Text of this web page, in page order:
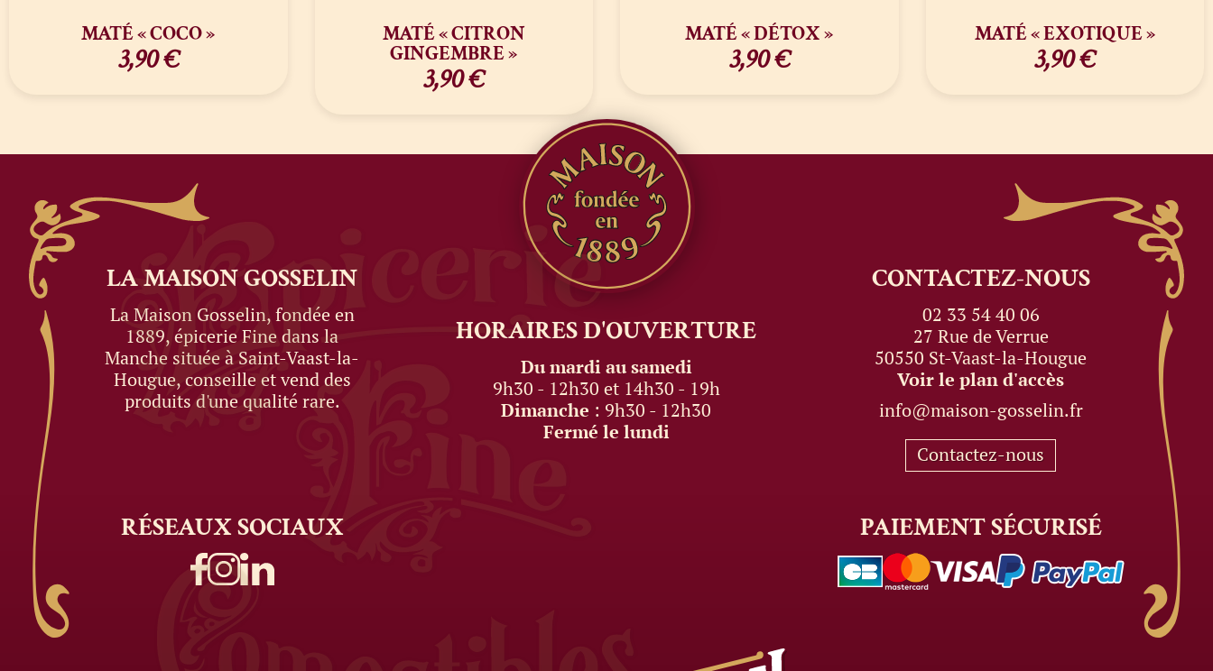
MATÉ « COCO »
3,90€
MATÉ « CITRON
GINGEMBRE »
3,90€
MATÉ « DÉTOX »
3,90€
MATÉ « EXOTIQUE »
3,90€
LA MAISONGOSSELIN
La Maison Gosselin, fondée en
1889, épicerie Fine dans la
Manche située à Saint-Vaast-la-
Hougue, conseille et vend des
produits d'une qualité rare.
HORAIRESD'OUVERTURE
Du mardi au samedi
9h30 - 12h30 et 14h30 - 19h
Dimanche : 9h30 - 12h30
Fermé le lundi
CONTACTEZ-NOUS
02 33 54 40 06
27 Rue de Verrue
50550 St-Vaast-la-Hougue
Voir le plan d'accès
info@maison-gosselin.fr
Contactez-nous
RÉSEAUXSOCIAUX PAIEMENTSÉCURISÉ